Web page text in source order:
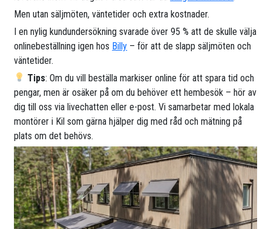
Men utan säljmöten, väntetider och extra kostnader.
I en nylig kundundersökning svarade över 95 % att de skulle välja
onlinebeställning igen hos Billy – för att de slapp säljmöten och
väntetider.
Tips: Om du vill beställa markiser online för att spara tid och
pengar, men är osäker på om du behöver ett hembesök – hör av
dig till oss via livechatten eller e-post. Vi samarbetar med lokala
montörer i Kil som gärna hjälper dig med råd och mätning på
plats om det behövs.